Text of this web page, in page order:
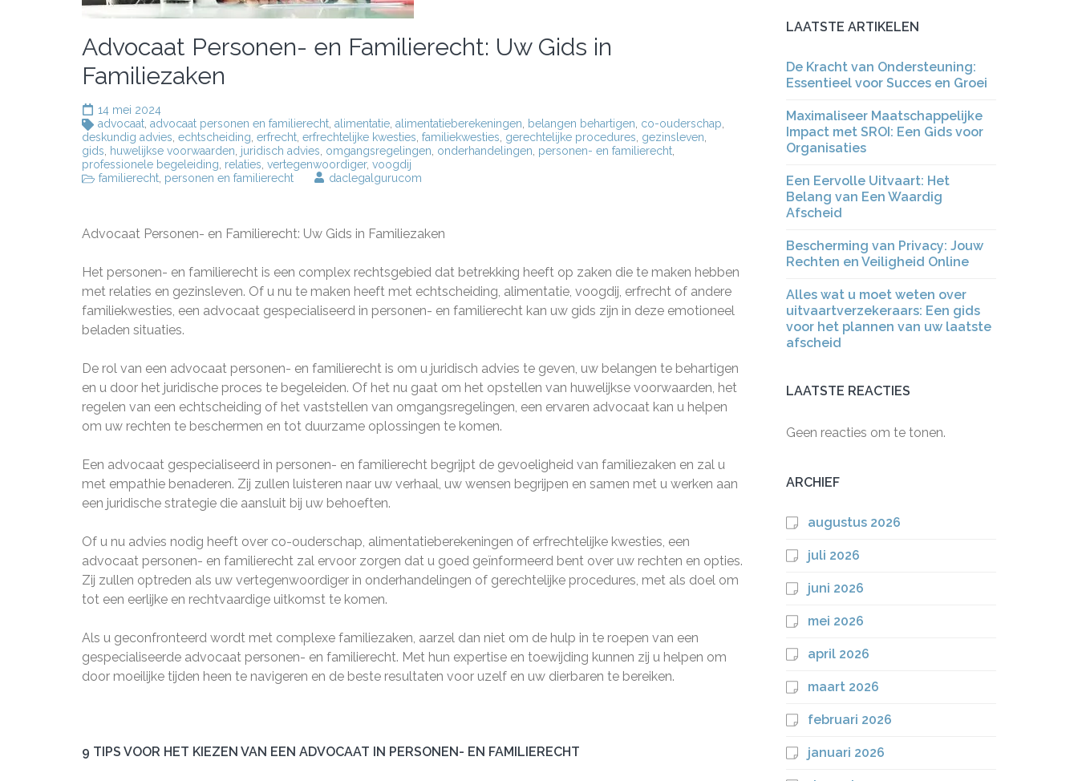
Advocaat Personen- en Familierecht: Uw Gids in
Familiezaken
14 mei 2024
advocaat advocaat personen en familierecht alimentatie alimentatieberekeningen belangen behartigen co-ouderschap
deskundig advies echtscheiding erfrecht erfrechtelijke kwesties familiekwesties gerechtelijke procedures gezinsleven
gids
huwelijkse voorwaarden juridisch advies omgangsregelingen onderhandelingen personen- en familierecht
professionele begeleiding relaties vertegenwoordiger, voogdij
familierecht personen en familierecht daclegalgurucom
Advocaat Personen- en Familierecht: Uw Gids in Familiezaken
Het personen- en familierecht is een complex rechtsgebied dat betrekking heeft op zaken die te maken hebben
met relaties en gezinsleven. Of u nu te maken heeft met echtscheiding, alimentatie, voogdij, erfrecht of andere
familiekwesties, een advocaat gespecialiseerd in personen- en familierecht kan uw gids zijn in deze emotioneel
beladen situaties.
De rol van een advocaat personen- en familierecht is om u juridisch advies te geven, uw belangen te behartigen
en u door het juridische proces te begeleiden. Of het nu gaat om het opstellen van huwelijkse voorwaarden, het
regelen van een echtscheiding of het vaststellen van omgangsregelingen, een ervaren advocaat kan u helpen
om uw rechten te beschermen en tot duurzame oplossingen te komen.
Een advocaat gespecialiseerd in personen- en familierecht begrijpt de gevoeligheid van familiezaken en zal u
met empathie benaderen. Zij zullen luisteren naar uw verhaal, uw wensen begrijpen en samen met u werken aan
een juridische strategie die aansluit bij uw behoeften.
Of u nu advies nodig heeft over co-ouderschap, alimentatieberekeningen of erfrechtelijke kwesties, een
advocaat personen- en familierecht zal ervoor zorgen dat u goed geïnformeerd bent over uw rechten en opties.
Zij zullen optreden als uw vertegenwoordiger in onderhandelingen of gerechtelijke procedures, met als doel om
tot een eerlijke en rechtvaardige uitkomst te komen.
Als u geconfronteerd wordt met complexe familiezaken, aarzel dan niet om de hulp in te roepen van een
gespecialiseerde advocaat personen- en familierecht. Met hun expertise en toewijding kunnen zij u helpen om
door moeilijke tijden heen te navigeren en de beste resultaten voor uzelf en uw dierbaren te bereiken.
9 TIPS VOOR HET KIEZEN VAN EEN ADVOCAAT IN PERSONEN- EN FAMILIERECHT
LAATSTE ARTIKELEN
De Kracht van Ondersteuning:
Essentieel voor Succes en Groei
Maximaliseer Maatschappelijke
Impact met SROI: Een Gids voor
Organisaties
Een Eervolle Uitvaart: Het
Belang van Een Waardig
Afscheid
Bescherming van Privacy: Jouw
Rechten en Veiligheid Online
Alles wat u moet weten over
uitvaartverzekeraars: Een gids
voor het plannen van uw laatste
afscheid
LAATSTE REACTIES
Geen reacties om te tonen.
ARCHIEF
augustus 2026
juli 2026
juni 2026
mei 2026
april 2026
maart 2026
februari 2026
januari 2026